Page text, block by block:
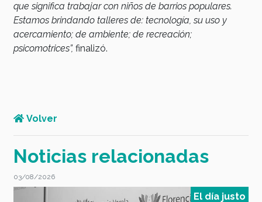
que significa trabajar con niños de barrios populares.
Estamos brindando talleres de: tecnología, su uso y
acercamiento; de ambiente; de recreación;
psicomotrices”, finalizó.
Volver
Noticias relacionadas
03/08/2026
El día justo